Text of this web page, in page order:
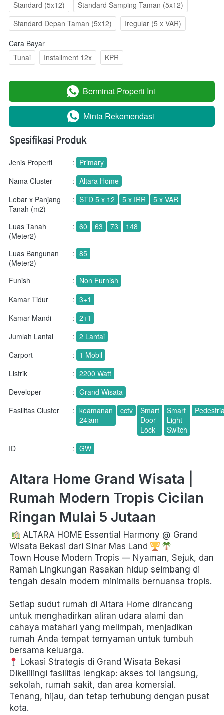
Standard (5x12)
Standard Samping Taman (5x12)
Standard Depan Taman (5x12)
Iregular (5 x VAR)
Cara Bayar
Tunai
Installment 12x KPR
` Berminat Properti Ini
` Minta Rekomendasi
Spesifikasi Produk
Jenis Properti : Primary
Nama Cluster
: Altara Home
Lebar x Panjang
Tanah (m2)
: STD 5 x 12 5 x IRR 5 x VAR
Luas Tanah
(Meter2)
: 60 63 73 148
Luas Bangunan
(Meter2)
: 85
Funish : Non Furnish
Kamar Tidur
: 3+1
Kamar Mandi
: 2+1
Jumlah Lantai
: 2 Lantai
Carport
: 1 Mobil
Listrik
: 2200 Watt
Developer
: Grand Wisata
Fasilitas Cluster
: keamanan
24jam
cctv
Smart
Door
Lock
Smart
Light
Switch
ID : GW
Altara Home Grand Wisata |
Rumah Modern Tropis Cicilan
Ringan Mulai 5 Jutaan
ALTARA HOME Essential Harmony @ Grand
Wisata Bekasi dari Sinar Mas Land
Town House Modern Tropis — Nyaman, Sejuk, dan
Ramah Lingkungan Rasakan hidup seimbang di
tengah desain modern minimalis bernuansa tropis.
Setiap sudut rumah di Altara Home dirancang
untuk menghadirkan aliran udara alami dan
cahaya matahari yang melimpah, menjadikan
rumah Anda tempat ternyaman untuk tumbuh
bersama keluarga.
Lokasi Strategis di Grand Wisata Bekasi
Dikelilingi fasilitas lengkap: akses tol langsung,
sekolah, rumah sakit, dan area komersial.
Tenang, hijau, dan tetap terhubung dengan pusat
kota.